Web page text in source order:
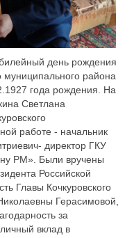
день рождения
муниципального района
года рождения. На
Светлана
работе - начальник
директор ГКУ
РМ». Были вручены
Российской
Главы Кочкуровского
Герасимовой,
за
вклад в